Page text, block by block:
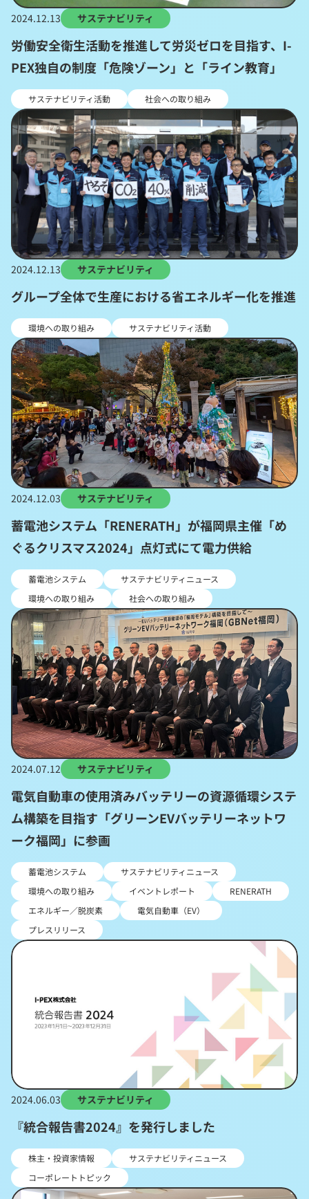
2024.12.13 サステナビリティ
労働安全衛生活動を推進して労災ゼロを目指す、I-
PEX独自の制度「危険ゾーン」と「ライン教育」
サステナビリティ活動 社会への取り組み
2024.12.13 サステナビリティ
グループ全体で生産における省エネルギー化を推進
環境への取り組み サステナビリティ活動
2024.12.03 サステナビリティ
蓄電池システム「RENERATH」が福岡県主催「め
ぐるクリスマス2024」点灯式にて電力供給
蓄電池システム
サステナビリティニュース
環境への取り組み
社会への取り組み
2024.07.12 サステナビリティ
電気自動車の使用済みバッテリーの資源循環システ
ム構築を目指す「グリーンEVバッテリーネットワ
ーク福岡」に参画
蓄電池システム
サステナビリティニュース
環境への取り組み
イベントレポート
RENERATH
エネルギー／脱炭素
電気自動車（EV）
プレスリリース
2024.06.03 サステナビリティ
『統合報告書2024』を発行しました
株主・投資家情報
サステナビリティニュース
コーポレートトピック